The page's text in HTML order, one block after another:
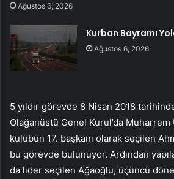
Ağustos 6, 2026
Kurban Bayramı
Ağustos 6, 2026
5 yıldır görevde 8 Nisan 2018
Olağanüstü Genel Kurul’da Muharrem
kulübün 17. başkanı olarak seçilen
bu görevde bulunuyor. Ardından
da lider seçilen Ağaoğlu, üçüncü